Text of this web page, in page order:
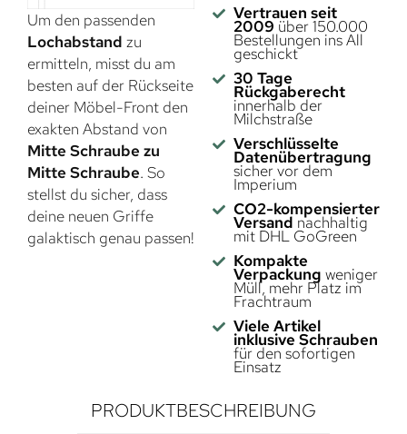
Um den passenden
Lochabstand zu
ermitteln, misst du am
besten auf der Rückseite
deiner Möbel-Front den
exakten Abstand von
Mitte Schraube zu
Mitte Schraube. So
stellst du sicher, dass
deine neuen Griffe
galaktisch genau passen!
Vertrauen seit
2009 über 150.000
Bestellungen ins All
geschickt
30 Tage
Rückgaberecht
innerhalb der
Milchstraße
Verschlüsselte
Datenübertragung
sicher vor dem
Imperium
CO2-kompensierter
Versand nachhaltig
mit DHL GoGreen
Kompakte
Verpackung weniger
Müll, mehr Platz im
Frachtraum
Viele Artikel
inklusive Schrauben
für den sofortigen
Einsatz
PRODUKTBESCHREIBUNG